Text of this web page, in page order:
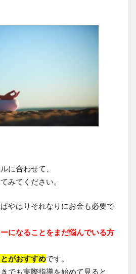
に合わせて、
みてください。
やはりそれなりにお金も必要で
になることをまだ悩んでいる方
がおすすめです。
でも実際指導を始めて見ると、